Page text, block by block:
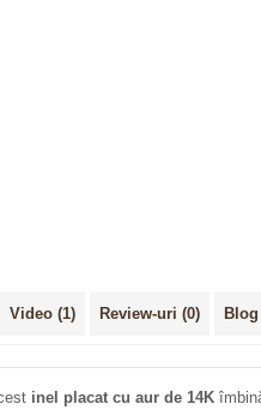
Video (1) Review-uri (0) Blog
inel placat cu aur de 14K